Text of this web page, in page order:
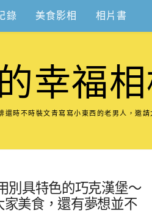
錄 美食影相 相片書
幸福
時不時裝文青寫寫小東西的老男人，邀
別具特色的巧克漢堡～
美食，還有夢想並不